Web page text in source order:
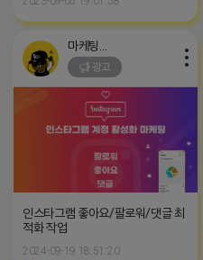
광고
인스타그램 좋아요/팔로워/댓글 최
적화 작업
2024-09-19 18:51:20